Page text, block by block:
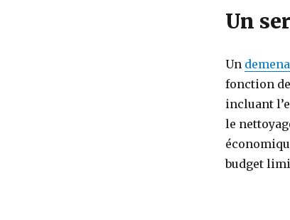
Un
Un
fonction
incluant
le
budget